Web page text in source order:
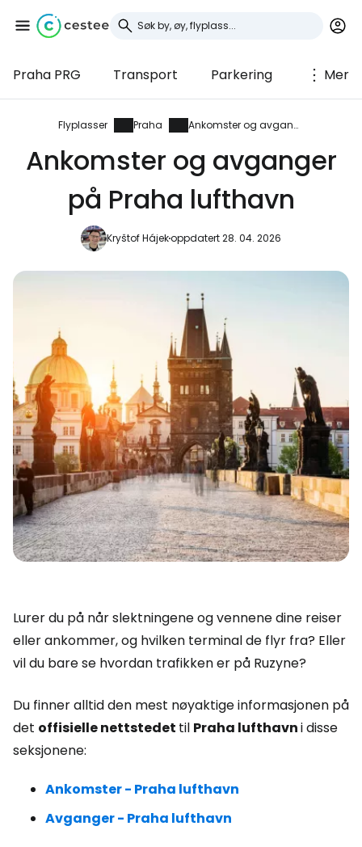
Praha PRG Transport Parkering Mer
Flyplasser Praha Ankomster og avganger
Ankomster og avganger
på Praha lufthavn
Kryštof Hájekoppdatert 28. 04. 2026
Lurer du på når slektningene og vennene dine reiser
eller ankommer, og hvilken terminal de flyr fra? Eller
vil du bare se hvordan trafikken er på Ruzyne?
Du finner alltid den mest nøyaktige informasjonen på
det offisielle nettstedet til Praha lufthavni disse
seksjonene:
Ankomster - Praha lufthavn
Avganger - Praha lufthavn
Logg inn på Cestee
... det verdensomspennende
Fortsett med Google
Fortsett med e-post